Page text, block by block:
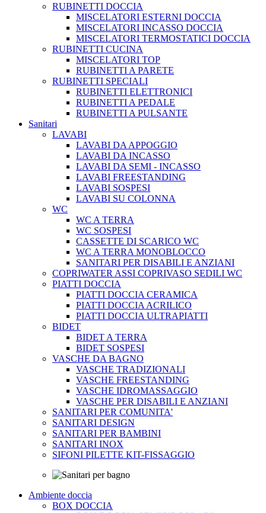
RUBINETTI DOCCIA
MISCELATORI ESTERNI DOCCIA
MISCELATORI INCASSO DOCCIA
MISCELATORI TERMOSTATICI DOCCIA
RUBINETTI CUCINA
MISCELATORI TOP
RUBINETTI A PARETE
RUBINETTI SPECIALI
RUBINETTI ELETTRONICI
RUBINETTI A PEDALE
RUBINETTI A PULSANTE
Sanitari
LAVABI
LAVABI DA APPOGGIO
LAVABI DA INCASSO
LAVABI DA SEMI - INCASSO
LAVABI FREESTANDING
LAVABI SOSPESI
LAVABI SU COLONNA
WC
WC A TERRA
WC SOSPESI
CASSETTE DI SCARICO WC
WC A TERRA MONOBLOCCO
SANITARI PER DISABILI E ANZIANI
COPRIWATER ASSI COPRIVASO SEDILI WC
PIATTI DOCCIA
PIATTI DOCCIA CERAMICA
PIATTI DOCCIA ACRILICO
PIATTI DOCCIA ULTRAPIATTI
BIDET
BIDET A TERRA
BIDET SOSPESI
VASCHE DA BAGNO
VASCHE TRADIZIONALI
VASCHE FREESTANDING
VASCHE IDROMASSAGGIO
VASCHE PER DISABILI E ANZIANI
SANITARI PER COMUNITA'
SANITARI DESIGN
SANITARI PER BAMBINI
SANITARI INOX
SIFONI PILETTE KIT-FISSAGGIO
Ambiente doccia
BOX DOCCIA